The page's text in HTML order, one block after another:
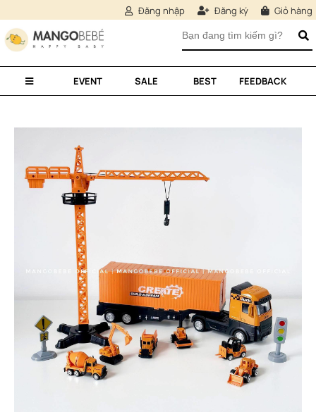
Đăng nhập Đăng ký Giỏ hàng
EVENT SALE BEST FEEDBACK